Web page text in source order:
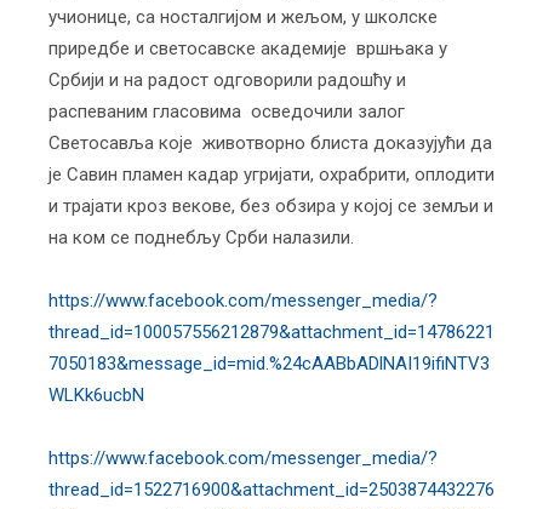
учионице, са носталгијом и жељом, у школске
приредбе и светосавске академије вршњака у
Србији и на радост одговорили радошћу и
распеваним гласовима осведочили залог
Светосавља које животворно блиста доказујући да
је Савин пламен кадар угријати, охрабрити, оплодити
и трајати кроз векове, без обзира у којој се земљи и
на ком се поднебљу Срби налазили.
https://www.facebook.com/messenger_media/?
thread_id=100057556212879&attachment_id=14786221
7050183&message_id=mid.%24cAABbADlNAI19ifiNTV3
WLKk6ucbN
https://www.facebook.com/messenger_media/?
thread_id=1522716900&attachment_id=2503874432276